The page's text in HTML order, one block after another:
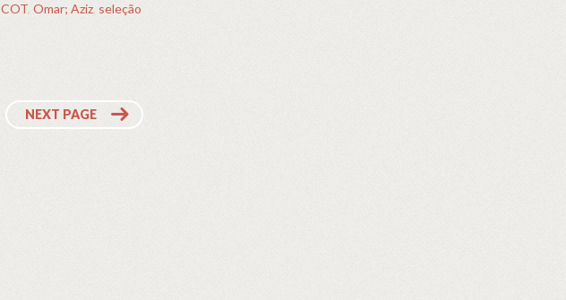
COT, Omar; Aziz, seleção
NEXT PAGE